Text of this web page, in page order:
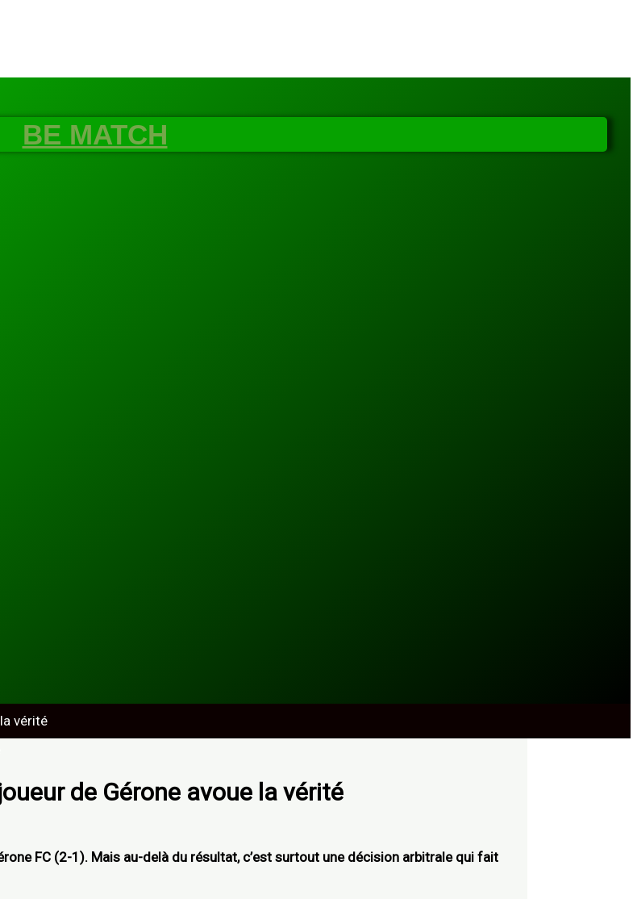
BE MATCH
vérité
de Gérone avoue la vérité
FC (2-1). Mais au-delà du résultat, c’est surtout une décision arbitrale qui fait